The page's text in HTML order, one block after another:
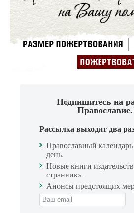
Подпишитесь на
Рассылка выходит два
Православный
день.
Новые книги
странник».
Анонсы предстоящих